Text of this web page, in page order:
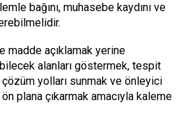
bağını, muhasebe kaydını ve
madde açıklamak yerine
alanları göstermek, tespit
yolları sunmak ve önleyici
plana çıkarmak amacıyla kaleme